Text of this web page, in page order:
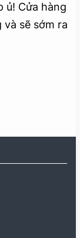
ủ! Cửa hàng
sẽ sớm ra